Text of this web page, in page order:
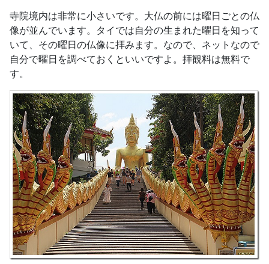
寺院境内は非常に小さいです。大仏の前には曜日ごとの仏
像が並んでいます。タイでは自分の生まれた曜日を知って
いて、その曜日の仏像に拝みます。なので、ネットなので
自分で曜日を調べておくといいですよ。拝観料は無料で
す。